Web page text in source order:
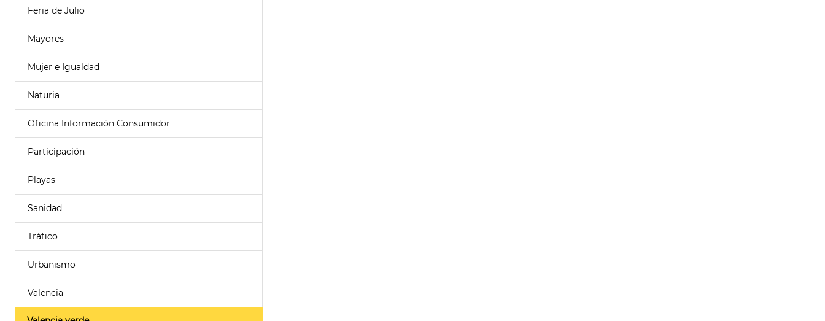
Feria de Julio
Mayores
Mujer e Igualdad
Naturia
Oficina Información Consumidor
Participación
Playas
Sanidad
Tráfico
Urbanismo
Valencia